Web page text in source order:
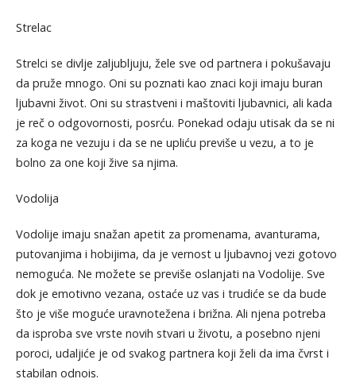
Strelac
Strelci se divlje zaljubljuju, žele sve od partnera i pokušavaju
da pruže mnogo. Oni su poznati kao znaci koji imaju buran
ljubavni život. Oni su strastveni i maštoviti ljubavnici, ali kada
je reč o odgovornosti, posrću. Ponekad odaju utisak da se ni
za koga ne vezuju i da se ne upliću previše u vezu, a to je
bolno za one koji žive sa njima.
Vodolija
Vodolije imaju snažan apetit za promenama, avanturama,
putovanjima i hobijima, da je vernost u ljubavnoj vezi gotovo
nemoguća. Ne možete se previše oslanjati na Vodolije. Sve
dok je emotivno vezana, ostaće uz vas i trudiće se da bude
što je više moguće uravnotežena i brižna. Ali njena potreba
da isproba sve vrste novih stvari u životu, a posebno njeni
poroci, udaljiće je od svakog partnera koji želi da ima čvrst i
stabilan odnois.